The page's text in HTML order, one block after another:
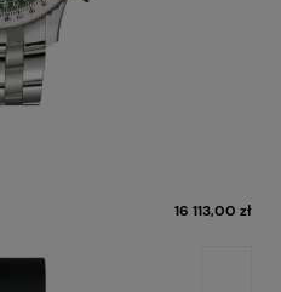
16 113,00 zł